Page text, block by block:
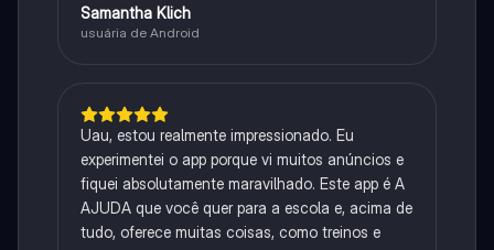
Samantha Klich
usuária de Android
Uau, estou realmente impressionado. Eu
experimentei o app porque vi muitos anúncios e
fiquei absolutamente maravilhado. Este app é A
AJUDA que você quer para a escola e, acima de
tudo, oferece muitas coisas, como treinos e